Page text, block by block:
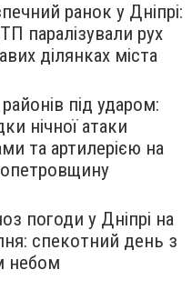
ранок у Дніпрі:
паралізували рух
ділянках міста
під ударом:
нічної атаки
та артилерією на
погоди у Дніпрі на
спекотний день з
небом